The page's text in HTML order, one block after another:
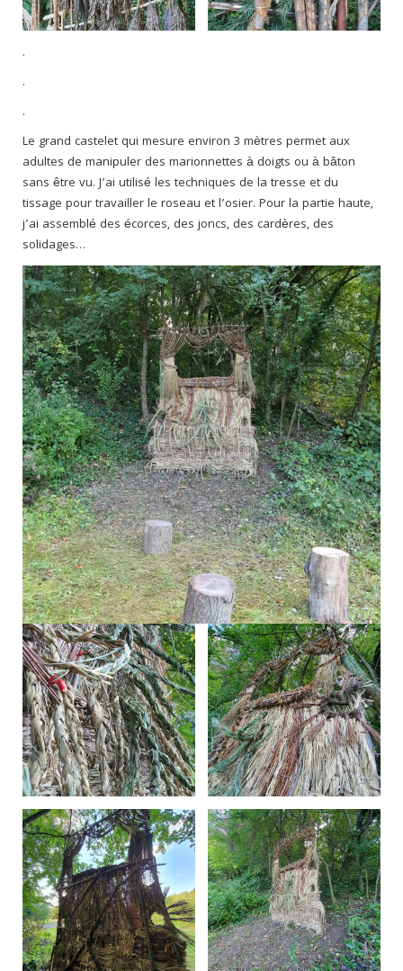
.
.
.
Le grand castelet qui mesure environ 3 mètres permet aux
adultes de manipuler des marionnettes à doigts ou à bâton
sans être vu. J’ai utilisé les techniques de la tresse et du
tissage pour travailler le roseau et l’osier. Pour la partie haute,
j’ai assemblé des écorces, des joncs, des cardères, des
solidages…